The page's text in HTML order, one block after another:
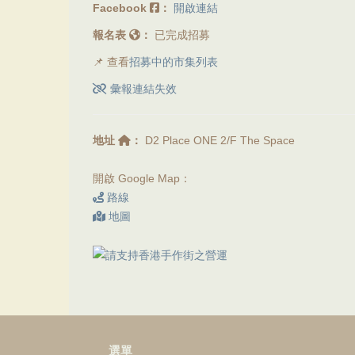
Facebook ： 開啟連結
報名表 ： 已完成招募
📌 查看招募中的市集列表
彙報連結失效
地址 ： D2 Place ONE 2/F The Space
開啟 Google Map：
路線
地圖
選單